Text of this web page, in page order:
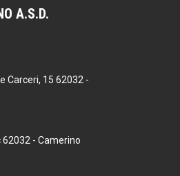
A.S.D.
Carceri, 15 62032 -
62032 - Camerino